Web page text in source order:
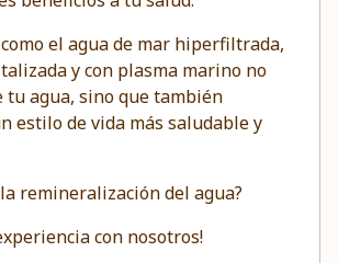
el agua de mar hiperfiltrada,
y con plasma marino no
tu agua, sino que también
estilo de vida más saludable y
remineralización del agua?
con nosotros!